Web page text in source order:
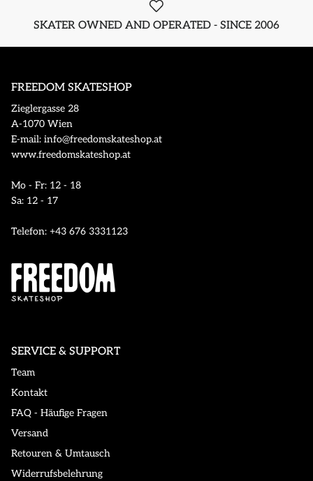
SKATER OWNED AND OPERATED - SINCE 2006
FREEDOM SKATESHOP
Zieglergasse 28
A-1070 Wien
E-mail: info@freedomskateshop.at
www.freedomskateshop.at
Mo - Fr: 12 - 18
Sa: 12 - 17
Telefon: +43 676 3331123
SERVICE & SUPPORT
Team
Kontakt
FAQ - Häufige Fragen
Versand
Retouren & Umtausch
Widerrufsbelehrung